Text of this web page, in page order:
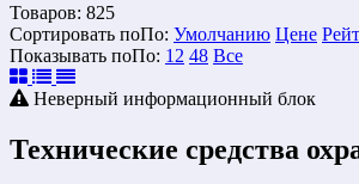
Товаров: 825
Сортировать поПо: Умолчанию Цене
Показывать поПо: 12 48 Все
Неверный информационный блок
Технические средства